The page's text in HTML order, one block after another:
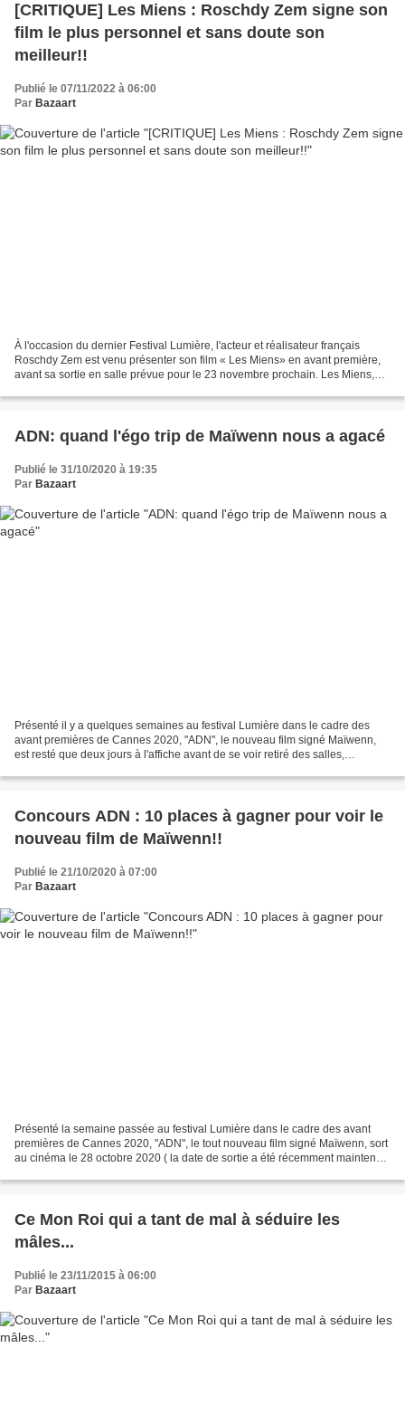
[CRITIQUE] Les Miens : Roschdy Zem signe son
film le plus personnel et sans doute son
meilleur!!
Publié le 07/11/2022 à 06:00
Par Bazaart
À l'occasion du dernier Festival Lumière, l'acteur et réalisateur français
Roschdy Zem est venu présenter son film « Les Miens» en avant première,
avant sa sortie en salle prévue pour le 23 novembre prochain. Les Miens,
ADN: quand l'égo trip de Maïwenn nous a agacé
Publié le 31/10/2020 à 19:35
Par Bazaart
Présenté il y a quelques semaines au festival Lumière dans le cadre des
avant premières de Cannes 2020, "ADN", le nouveau film signé Maïwenn,
est resté que deux jours à l'affiche avant de se voir retiré des salles,
Concours ADN : 10 places à gagner pour voir le
nouveau film de Maïwenn!!
Publié le 21/10/2020 à 07:00
Par Bazaart
Présenté la semaine passée au festival Lumière dans le cadre des avant
premières de Cannes 2020, "ADN", le tout nouveau film signé Maïwenn, sort
au cinéma le 28 octobre 2020 ( la date de sortie a été récemment maintenue
Ce Mon Roi qui a tant de mal à séduire les
mâles...
Publié le 23/11/2015 à 06:00
Par Bazaart